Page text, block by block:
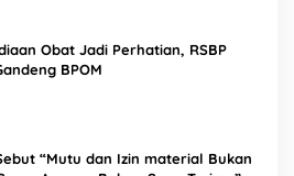
Obat Jadi Perhatian, RSBP
BPOM
“Mutu dan Izin material Bukan